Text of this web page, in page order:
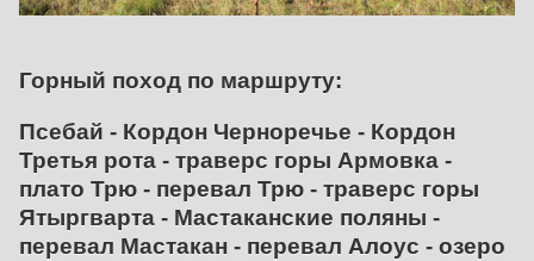
Горный поход по маршруту:
Псебай - Кордон Черноречье - Кордон
Третья рота - траверс горы Армовка -
плато Трю - перевал Трю - траверс горы
Ятыргварта - Мастаканские поляны -
перевал Мастакан - перевал Алоус - озеро